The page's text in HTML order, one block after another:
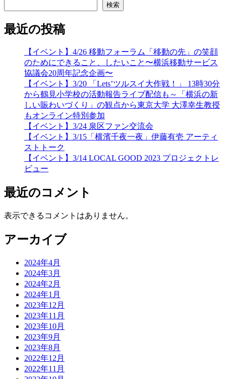
検索
最近の投稿
【イベント】4/26 移動フォーラム「移動の先」の笑顔
のためにできること、したいこと〜横浜移動サービス
協議会20周年記念企画〜
【イベント】3/20 「Lets’ツルスイ大作戦！」 13時30分
から鶴見小学校の活動報告ライブ配信も～「横浜の新
しい賑わいづくり」の観点から東京大学 大澤幸生教授
もオンライン特別参加
【イベント】3/24 泉区ファン交流会
【イベント】3/15「横濱千夜一夜」伊藤有壱 アーティ
ストトーク
【イベント】3/14 LOCAL GOOD 2023 プロジェクトレ
ビュー
最近のコメント
表示できるコメントはありません。
アーカイブ
2024年4月
2024年3月
2024年2月
2024年1月
2023年12月
2023年11月
2023年10月
2023年9月
2023年8月
2022年12月
2022年11月